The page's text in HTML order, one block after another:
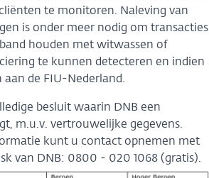
te monitoren. Naleving van
is onder meer nodig om transacties
houden met witwassen of
te kunnen detecteren en indien
aan de FIU-Nederland.
besluit waarin DNB een
m.u.v. vertrouwelijke gegevens.
kunt u contact opnemen met
van DNB: 0800 - 020 1068 (gratis).